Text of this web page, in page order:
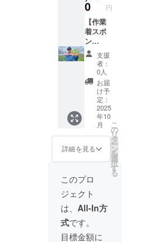
元のワ
イナ
リーな
ど高畠
町をご
案内
【詳
細】 場
所： 山
形県高
畠町 ※
現地集
合・現
地解散
です。
日時：
11月〜
12
月,10:0
0~15:0
0 メー
ルで日
程調整
させて
頂きま
0 円
【作業
着スポ
ン
サー】
農場長
の作業
着にあ
なたの
会社の
名前が
入りま
す。 イ
ンスタ
グラム
や
YouTub
eでの広
告効果
が上が
りま
す。 数
量限定
なし 感
支援
者：
0人
お届
け予
定：
2025
年10
月
詳細を見る
こ
の
リ
タ
ー
ン
を
選
択
す
る
このプロ
ジェクト
は、 All-In方
式です。
目標金額に